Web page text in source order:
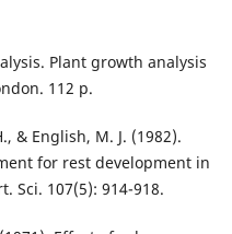
Plant growth analysis
112 p.
& English, M. J. (1982).
for rest development in
Sci. 107(5): 914-918.